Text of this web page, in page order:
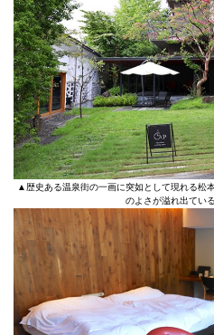
▲歴史ある温泉街の一画に突如として現れる松
のよさが溢れ出てい